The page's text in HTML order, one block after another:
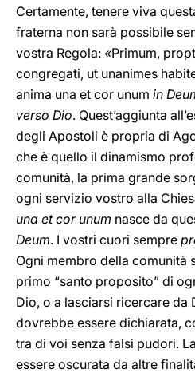
Certamente, tenere viva
fraterna non sarà possibile
vostra Regola: «Primum,
congregati, ut unanimes
anima una et cor unum in
verso Dio. Quest’aggiunta
degli Apostoli è propria di
che è quello il dinamismo
comunità, la prima grande
ogni servizio vostro alla
una et cor unum nasce da
Deum. I vostri cuori sempre
Ogni membro della comunità
primo “santo proposito” di
Dio, o a lasciarsi ricercare da
dovrebbe essere dichiarata,
tra di voi senza falsi pudori.
essere oscurata da altre